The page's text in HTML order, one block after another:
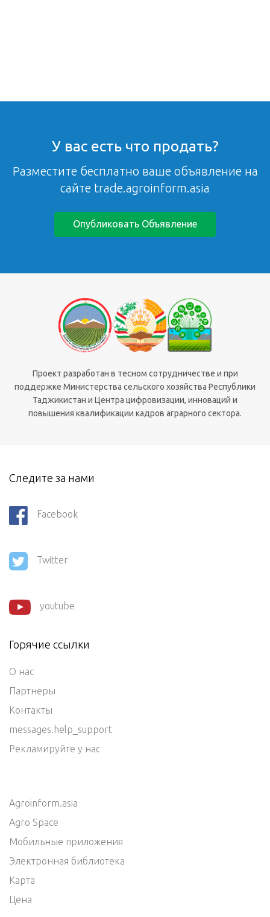
У вас есть что продать?
Разместите бесплатно ваше объявление на
сайте trade.agroinform.asia
Опубликовать Объявление
Проект разработан в тесном сотрудничестве и при
поддержке Министерства сельского хозяйства Республики
Таджикистан и Центра цифровизации, инноваций и
повышения квалификации кадров аграрного сектора.
Следите за нами
Facebook
Twitter
youtube
Горячие ссылки
О нас
Партнеры
Контакты
messages.help_support
Рекламируйте у нас
Agroinform.asia
Agro Space
Мобильные приложения
Электронная библиотека
Карта
Цена